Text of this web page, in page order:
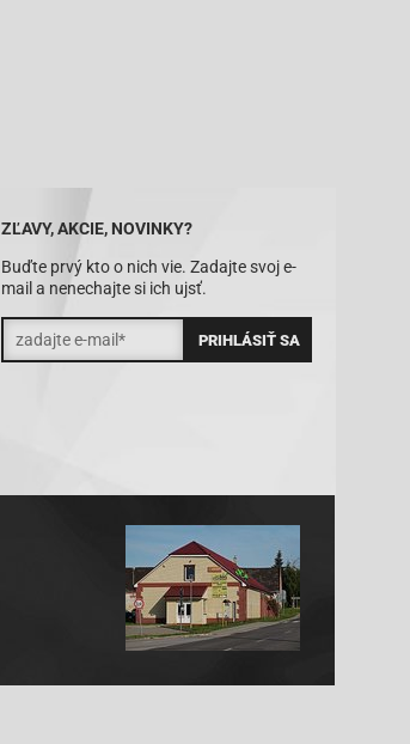
ZĽAVY, AKCIE, NOVINKY?
Buďte prvý kto o nich vie. Zadajte svoj e-
mail a nenechajte si ich ujsť.